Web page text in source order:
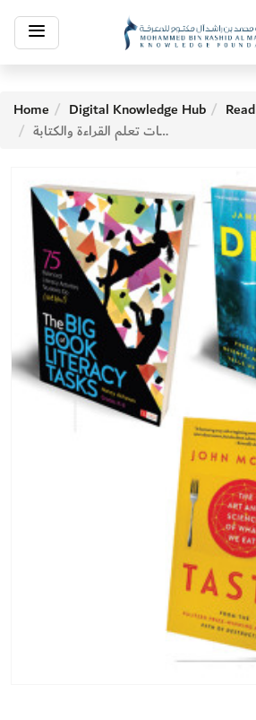
Toggle
navigation
Home Digital Knowledge Hub Read
الكتاب الكبير لمهمات تعلم القراءة والكتابة